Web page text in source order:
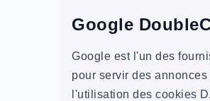
Google
Google est l'un des
pour servir des
l'utilisation des cookies